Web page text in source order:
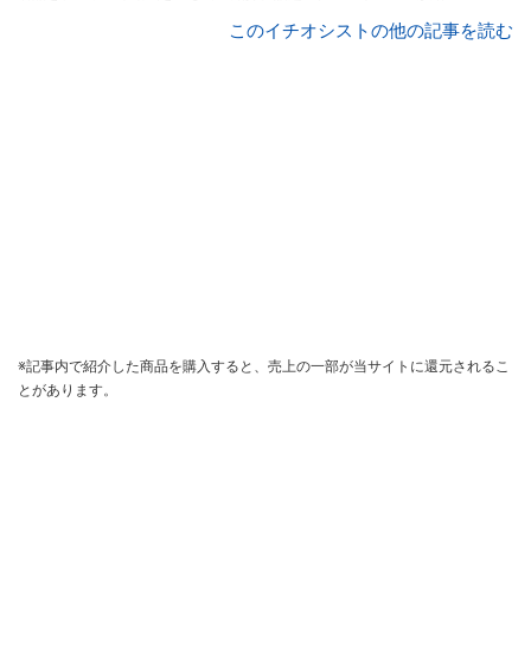
インフルエンサーが実際に使用してレビューしています。毎日トレン
このイチオシストの他の記事を読む
※記事内で紹介した商品を購入すると、売上の一部が当サイトに還元されるこ
とがあります。